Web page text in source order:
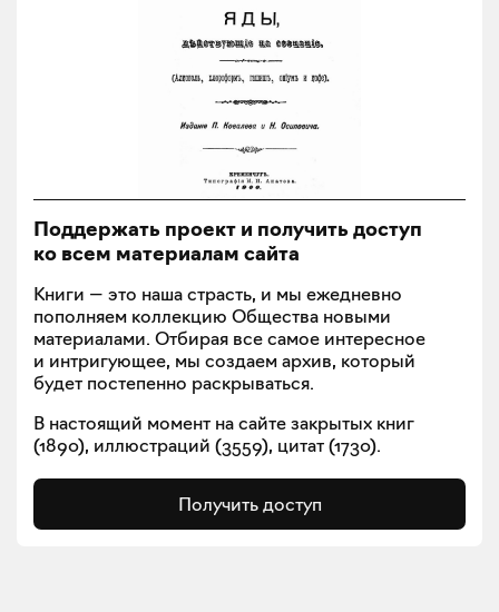
Поддержать проект и получить доступ
ко всем материалам сайта
Книги — это наша страсть, и мы ежедневно
пополняем коллекцию Общества новыми
материалами. Отбирая все самое интересное
и интригующее, мы создаем архив, который
будет постепенно раскрываться.
В настоящий момент на сайте закрытых книг
(1890), иллюстраций (3559), цитат (1730).
Получить доступ